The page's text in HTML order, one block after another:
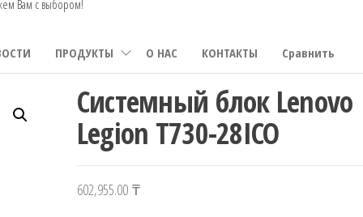
Вам с выбором!
ПРОДУКТЫ О НАС КОНТАКТЫ Сравнить
Системный блок Lenovo
Legion T730-28ICO
602,955.00 ₸